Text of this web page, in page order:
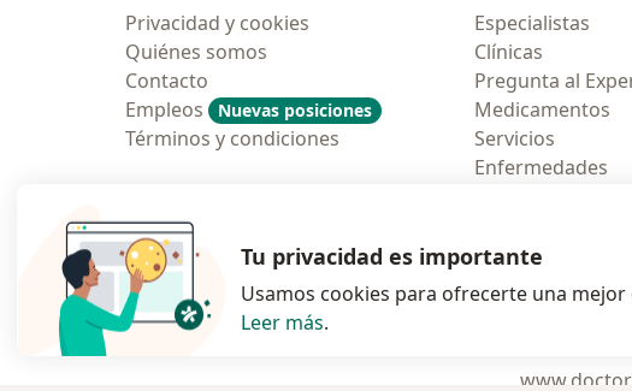
Privacidad y cookies
Quiénes somos
Contacto
Empleos
Nuevas posiciones
Términos y condiciones
Especialistas
Clínicas
Pregunta al
Medicamentos
Servicios
Enfermedades
Polska se abrese
Tu privacidad es importante
Usamos cookies para ofrecerte una mejor
Leer más.